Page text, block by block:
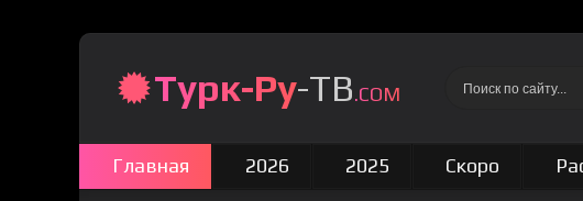
Турк-Ру-ТВ.COM
Главная 2026 2025 Скоро